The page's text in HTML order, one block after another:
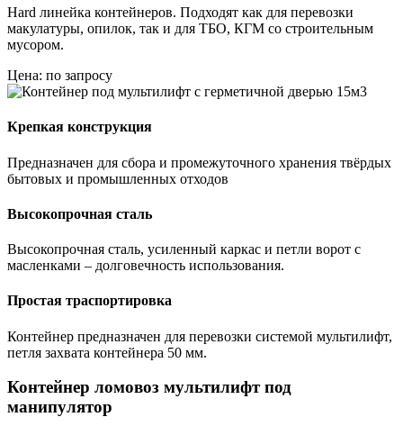
Hard линейка контейнеров. Подходят как для перевозки
макулатуры, опилок, так и для ТБО, КГМ со строительным
мусором.
Цена: по запросу
Крепкая конструкция
Предназначен для сбора и промежуточного хранения твёрдых
бытовых и промышленных отходов
Высокопрочная сталь
Высокопрочная сталь, усиленный каркас и петли ворот с
масленками – долговечность использования.
Простая траспортировка
Контейнер предназначен для перевозки системой мультилифт,
петля захвата контейнера 50 мм.
Контейнер ломовоз мультилифт под
манипулятор